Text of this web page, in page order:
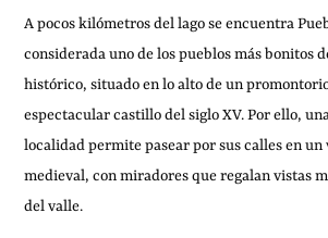
A pocos kilómetros del lago se encuentra
considerada uno de los pueblos más bonitos
histórico, situado en lo alto de un
espectacular castillo del siglo XV. Por ello,
localidad permite pasear por sus calles en un
medieval, con miradores que regalan vistas
del valle.